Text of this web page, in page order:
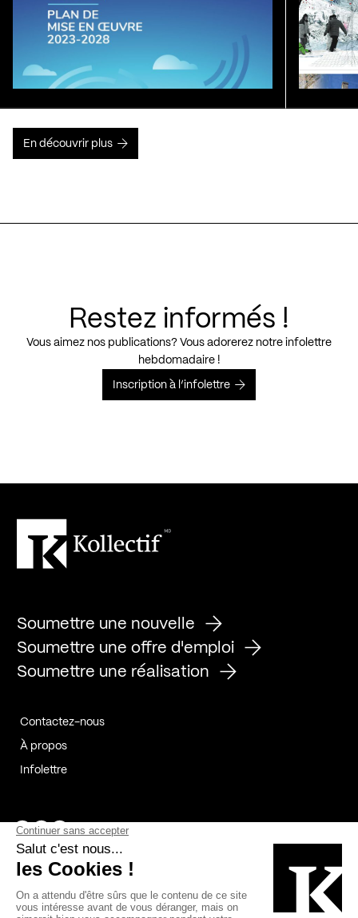
En découvrir plus
Restez informés !
Vous aimez nos publications? Vous adorerez notre infolettre
hebdomadaire !
Inscription à l’infolettre
Soumettre une nouvelle
Soumettre une offre d'emploi
Soumettre une réalisation
Contactez-nous
À propos
Infolettre
Page Facebook de Kollectif
Page Instagram de Kollectif
Page Linkedin de Kollectif